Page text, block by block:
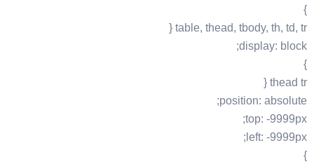
}
table, thead, tbody, th, td, tr {
display: block;
}
thead tr {
position: absolute;
top: -9999px;
left: -9999px;
}